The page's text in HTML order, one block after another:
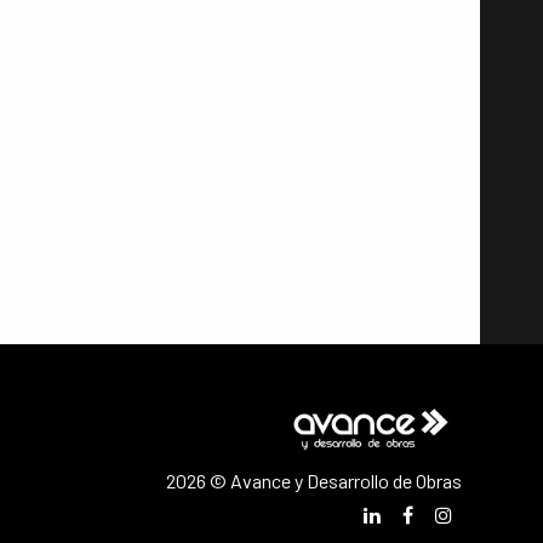
2026 © Avance y Desarrollo de Obras
LinkedInFacebookInstagram